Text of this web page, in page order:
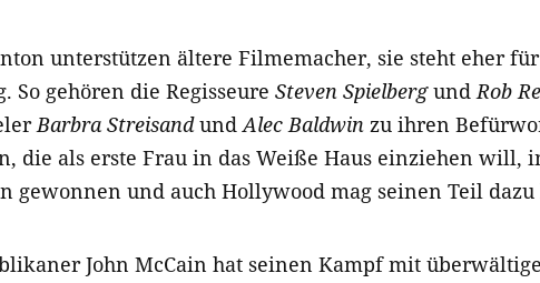
unterstützen ältere Filmemacher, sie steht eher
So gehören die Regisseure Steven SpielbergundRob
Barbra StreisandundAlec Baldwin zu ihren
die als erste Frau in das Weiße Haus einziehen will,
gewonnen und auch Hollywood mag seinen Teil
John McCain hat seinen Kampf mit